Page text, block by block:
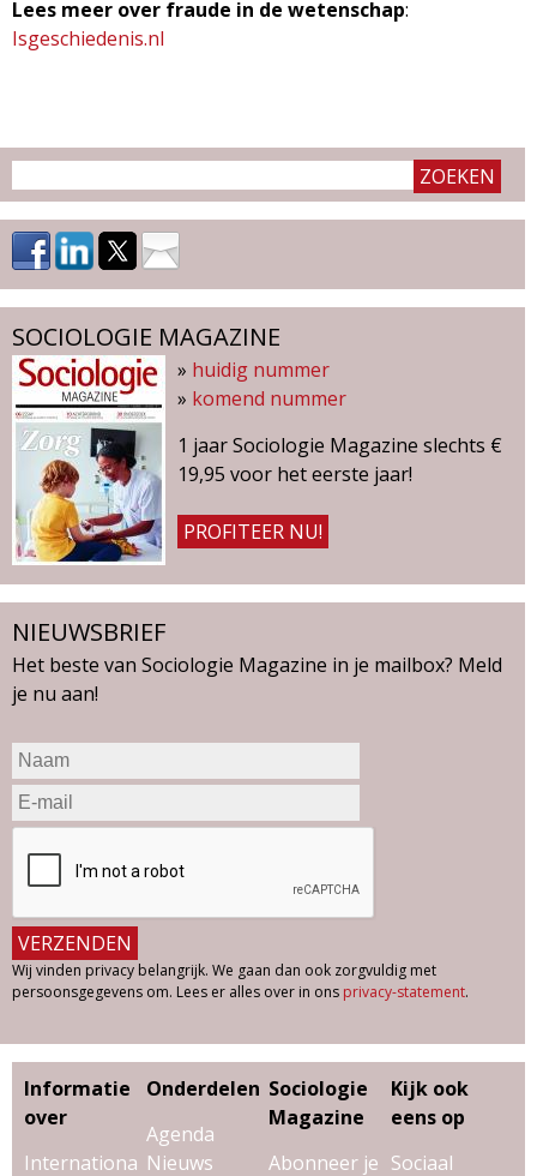
Lees meer over fraude in de wetenschap:
Isgeschiedenis.nl
SOCIOLOGIE MAGAZINE
» huidig nummer
» komend nummer
1 jaar Sociologie Magazine slechts €
19,95 voor het eerste jaar!
PROFITEER NU!
NIEUWSBRIEF
Het beste van Sociologie Magazine in je mailbox? Meld
je nu aan!
Wij vinden privacy belangrijk. We gaan dan ook zorgvuldig met
persoonsgegevens om. Lees er alles over in ons privacy-statement.
Informatie
over
Internationa
Onderdelen
Agenda
Nieuws
Sociologie
Magazine
Abonneer je
Kijk ook
eens op
Sociaal